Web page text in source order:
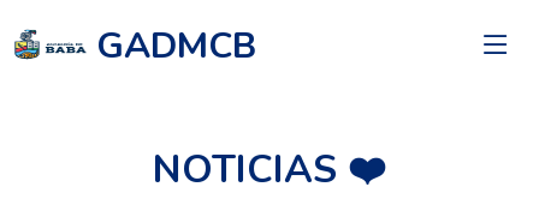
GADMCB
NOTICIAS ❤️